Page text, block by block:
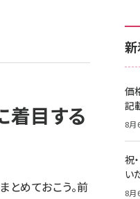
着目する
とめておこう。前
価
記
8月
祝
い
8月